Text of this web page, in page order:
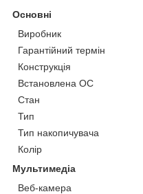
Основні
Виробник
Гарантійний термін
Конструкція
Встановлена ОС
Стан
Тип
Тип накопичувача
Колір
Мультимедіа
Веб-камера